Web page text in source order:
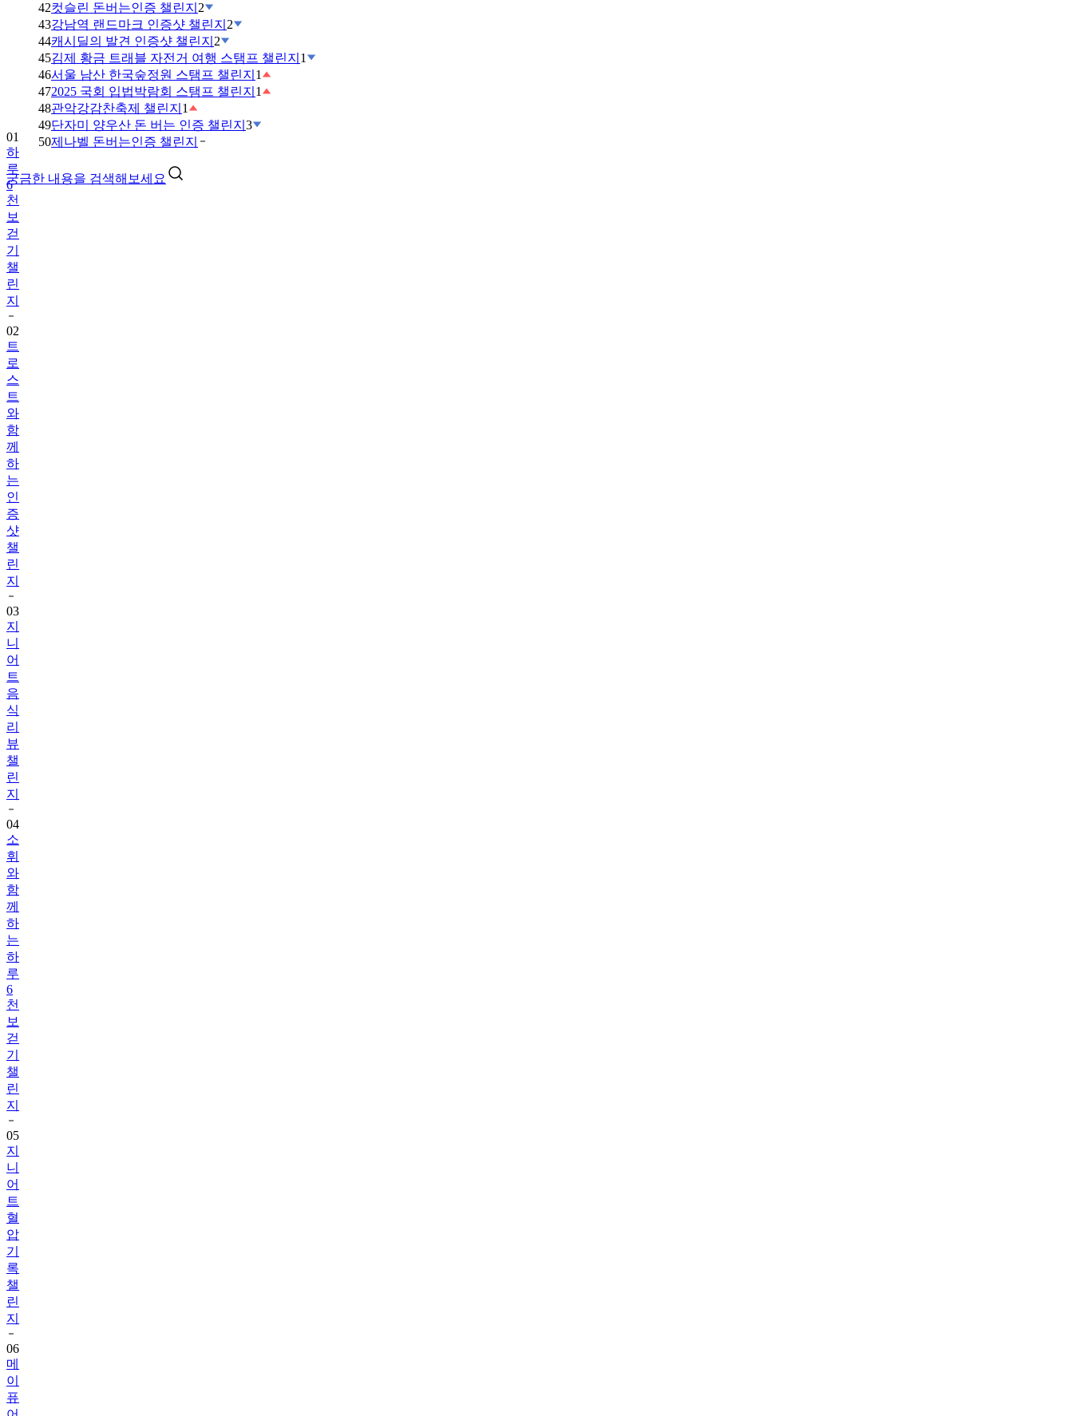
42컷슬린 돈버는인증 챌린지 2
43강남역 랜드마크 인증샷 챌린지 2
44캐시딜의 발견 인증샷 챌린지 2
45김제 황금 트래블 자전거 여행 스탬프 챌린지 1
46서울 남산 한국숲정원 스탬프 챌린지 1
472025 국회 입법박람회 스탬프 챌린지 1
48관악강감찬축제 챌린지 1
49단자미 양우산 돈 버는 인증 챌린지 3
50제나벨 돈버는인증 챌린지
궁금한 내용을 검색해보세요
01
하
루
6
천
보
걷
기
챌
린
지
02
트
로
스
트
와
함
께
하
는
인
증
샷
챌
린
지
03
지
니
어
트
음
식
리
뷰
챌
린
지
04
소
휘
와
함
께
하
는
하
루
6
천
보
걷
기
챌
린
지
05
지
니
어
트
혈
압
기
록
챌
린
지
06
메
이
퓨